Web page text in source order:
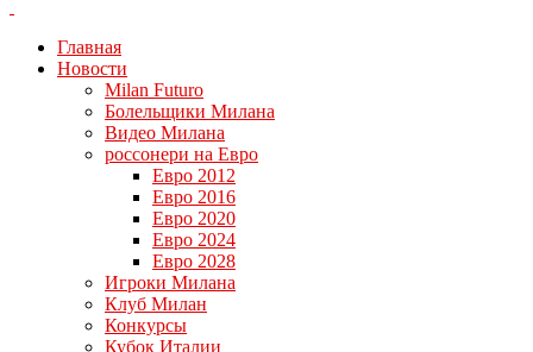
Главная
Новости
Milan Futuro
Болельщики Милана
Видео Милана
россонери на Евро
Евро 2012
Евро 2016
Евро 2020
Евро 2024
Евро 2028
Игроки Милана
Клуб Милан
Конкурсы
Кубок Италии